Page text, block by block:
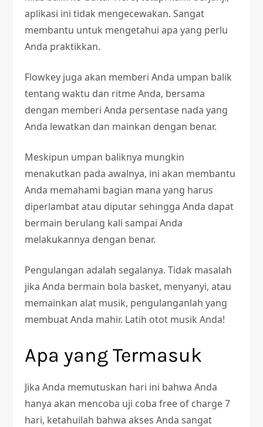
aplikasi ini tidak mengecewakan. Sangat
membantu untuk mengetahui apa yang perlu
Anda praktikkan.
Flowkey juga akan memberi Anda umpan balik
tentang waktu dan ritme Anda, bersama
dengan memberi Anda persentase nada yang
Anda lewatkan dan mainkan dengan benar.
Meskipun umpan baliknya mungkin
menakutkan pada awalnya, ini akan membantu
Anda memahami bagian mana yang harus
diperlambat atau diputar sehingga Anda dapat
bermain berulang kali sampai Anda
melakukannya dengan benar.
Pengulangan adalah segalanya. Tidak masalah
jika Anda bermain bola basket, menyanyi, atau
memainkan alat musik, pengulanganlah yang
membuat Anda mahir. Latih otot musik Anda!
Apa yang Termasuk
Jika Anda memutuskan hari ini bahwa Anda
hanya akan mencoba uji coba free of charge 7
hari, ketahuilah bahwa akses Anda sangat